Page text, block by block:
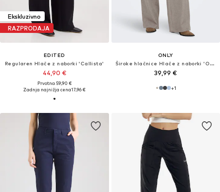
Ekskluzivno
RAZPRODAJA
EDITED
Regularen Hlače z naborki 'Callista'
44,90 €
Prvotno: 59,90 €
Zadnja najnižja cena17,96 €
ONLY
Široke hlačnice Hlače z naborki 'ONLLinda'
39,99 €
+1